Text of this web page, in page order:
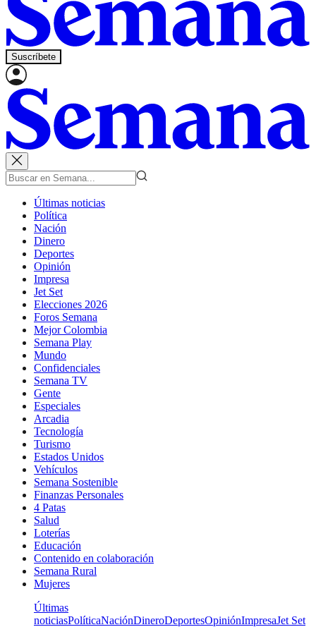
Suscríbete
Últimas noticias
Política
Nación
Dinero
Deportes
Opinión
Impresa
Jet Set
Elecciones 2026
Foros Semana
Mejor Colombia
Semana Play
Mundo
Confidenciales
Semana TV
Gente
Especiales
Arcadia
Tecnología
Turismo
Estados Unidos
Vehículos
Semana Sostenible
Finanzas Personales
4 Patas
Salud
Loterías
Educación
Contenido en colaboración
Semana Rural
Mujeres
Últimas
noticiasPolíticaNaciónDineroDeportesOpiniónImpresaJet Set